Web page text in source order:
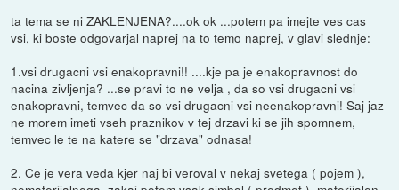
ta tema se ni ZAKLENJENA?....ok ok ...potem pa imejte ves cas
vsi, ki boste odgovarjal naprej na to temo naprej, v glavi slednje:
1.vsi drugacni vsi enakopravni!! ....kje pa je enakopravnost do
nacina zivljenja? ...se pravi to ne velja , da so vsi drugacni vsi
enakopravni, temvec da so vsi drugacni vsi neenakopravni! Saj jaz
ne morem imeti vseh praznikov v tej drzavi ki se jih spomnem,
temvec le te na katere se "drzava" odnasa!
2. Ce je vera veda kjer naj bi veroval v nekaj svetega ( pojem ),